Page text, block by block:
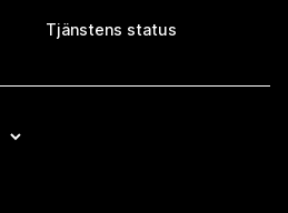
Tjänstens status